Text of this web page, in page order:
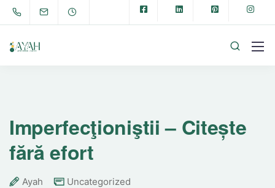
Imperfecţioniştii – Citește
fără efort
Ayah Uncategorized